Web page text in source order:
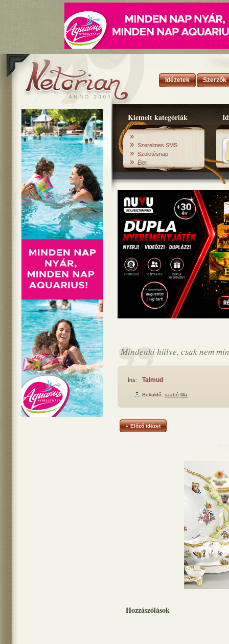
Idézetek Szerzők
Kiemelt kategóriák
»
» Szerelmes SMS
» Születésnap
» Élet
Mindenki hülye, csak nem
Írta: Talmud
Beküldő: szabó lilla
« Előző idézet
Hozzászólások